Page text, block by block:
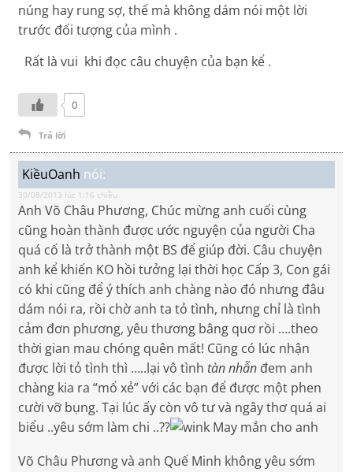
núng hay rung sợ, thế mà không dám nói một lời
trước đối tượng của mình .
Rất là vui khi đọc câu chuyện của bạn kể .
0
Trả lời
KiềuOanh nói:
30/08/2013 lúc 1:16 chiều
Anh Võ Châu Phương, Chúc mừng anh cuối cùng
cũng hoàn thành được ước nguyện của người Cha
quá cố là trở thành một BS để giúp đời. Câu chuyện
anh kể khiến KO hồi tưởng lại thời học Cấp 3, Con gái
có khi cũng để ý thích anh chàng nào đó nhưng đâu
dám nói ra, rồi chờ anh ta tỏ tình, nhưng chỉ là tình
cảm đơn phương, yêu thương bâng quơ rồi ….theo
thời gian mau chóng quên mất! Cũng có lúc nhận
được lời tỏ tình thì …..lại vô tình tàn nhẫn đem anh
chàng kia ra “mổ xẻ” với các bạn để được một phen
cười vỡ bụng. Tại lúc ấy còn vô tư và ngây thơ quá ai
biểu ..yêu sớm làm chi ..??
May mắn cho anh
Võ Châu Phương và anh Quế Minh không yêu sớm